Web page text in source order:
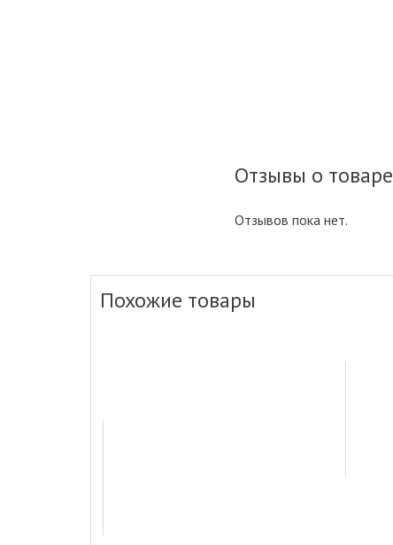
Отзывы о товаре
Отзывов пока нет.
Похожие товары